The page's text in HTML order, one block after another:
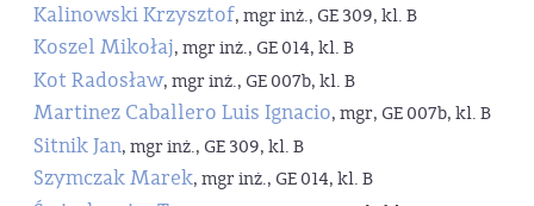
Kalinowski Krzysztof, mgr inż., GE 309, kl. B
Koszel Mikołaj, mgr inż., GE 014, kl. B
Kot Radosław, mgr inż., GE 007b, kl. B
Martinez Caballero Luis Ignacio, mgr, GE 007b, kl. B
Sitnik Jan, mgr inż., GE 309, kl. B
Szymczak Marek, mgr inż., GE 014, kl. B